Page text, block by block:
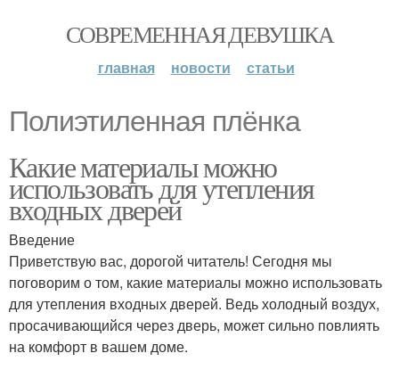
СОВРЕМЕННАЯ ДЕВУШКА
главная новости статьи
Полиэтиленная плёнка
Какие материалы можно
использовать для утепления
входных дверей
Введение
Приветствую вас, дорогой читатель! Сегодня мы
поговорим о том, какие материалы можно использовать
для утепления входных дверей. Ведь холодный воздух,
просачивающийся через дверь, может сильно повлиять
на комфорт в вашем доме.